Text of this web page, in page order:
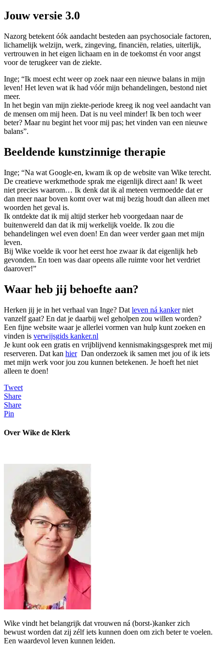
Jouw versie 3.0
Nazorg betekent óók aandacht besteden aan psychosociale factoren,
lichamelijk welzijn, werk, zingeving, financiën, relaties, uiterlijk,
vertrouwen in het eigen lichaam en in de toekomst én voor angst
voor de terugkeer van de ziekte.
Inge; “Ik moest echt weer op zoek naar een nieuwe balans in mijn
leven! Het leven wat ik had vóór mijn behandelingen, bestond niet
meer.
In het begin van mijn ziekte-periode kreeg ik nog veel aandacht van
de mensen om mij heen. Dat is nu veel minder! Ik ben toch weer
beter? Maar nu begint het voor mij pas; het vinden van een nieuwe
balans”.
Beeldende kunstzinnige therapie
Inge; “Na wat Google-en, kwam ik op de website van Wike terecht.
De creatieve werkmethode sprak me eigenlijk direct aan! Ik weet
niet precies waarom… Ik denk dat ik al meteen vermoedde dat er
dan meer naar boven komt over wat mij bezig houdt dan alleen met
woorden het geval is.
Ik ontdekte dat ik mij altijd sterker heb voorgedaan naar de
buitenwereld dan dat ik mij werkelijk voelde. Ik zou die
behandelingen wel even doen! En dan weer verder gaan met mijn
leven.
Bij Wike voelde ik voor het eerst hoe zwaar ik dat eigenlijk heb
gevonden. En toen was daar opeens alle ruimte voor het verdriet
daarover!”
Waar heb jij behoefte aan?
Herken jij je in het verhaal van Inge? Dat leven ná kankerniet
vanzelf gaat? En dat je daarbij wel geholpen zou willen worden?
Een fijne website waar je allerlei vormen van hulp kunt zoeken en
vinden is verwijsgids kanker.nl
Je kunt ook een gratis en vrijblijvend kennismakingsgesprek met mij
reserveren. Dat kan hierDan onderzoek ik samen met jou of ik iets
met mijn werk voor jou zou kunnen betekenen. Je hoeft het niet
alleen te doen!
Tweet
Share
Share
Pin
Over Wike de Klerk
Wike vindt het belangrijk dat vrouwen ná (borst-)kanker zich
bewust worden dat zij zélf iets kunnen doen om zich beter te voelen.
Een waardevol leven kunnen leiden.